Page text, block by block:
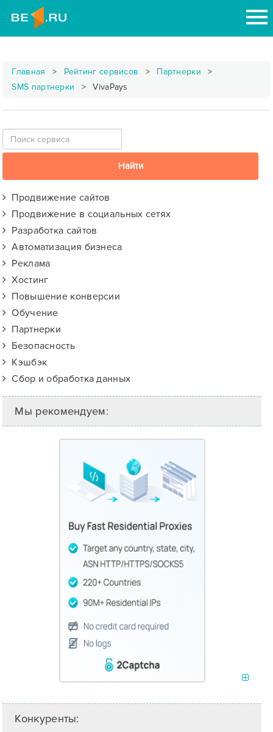
Главная Рейтинг сервисов
Партнерки
SMS партнерки
VivaPays
Продвижение сайтов
Продвижение в социальных сетях
Разработка сайтов
Автоматизация бизнеса
Реклама
Хостинг
Повышение конверсии
Обучение
Партнерки
Безопасность
Кэшбэк
Сбор и обработка данных
Мы рекомендуем:
Конкуренты: